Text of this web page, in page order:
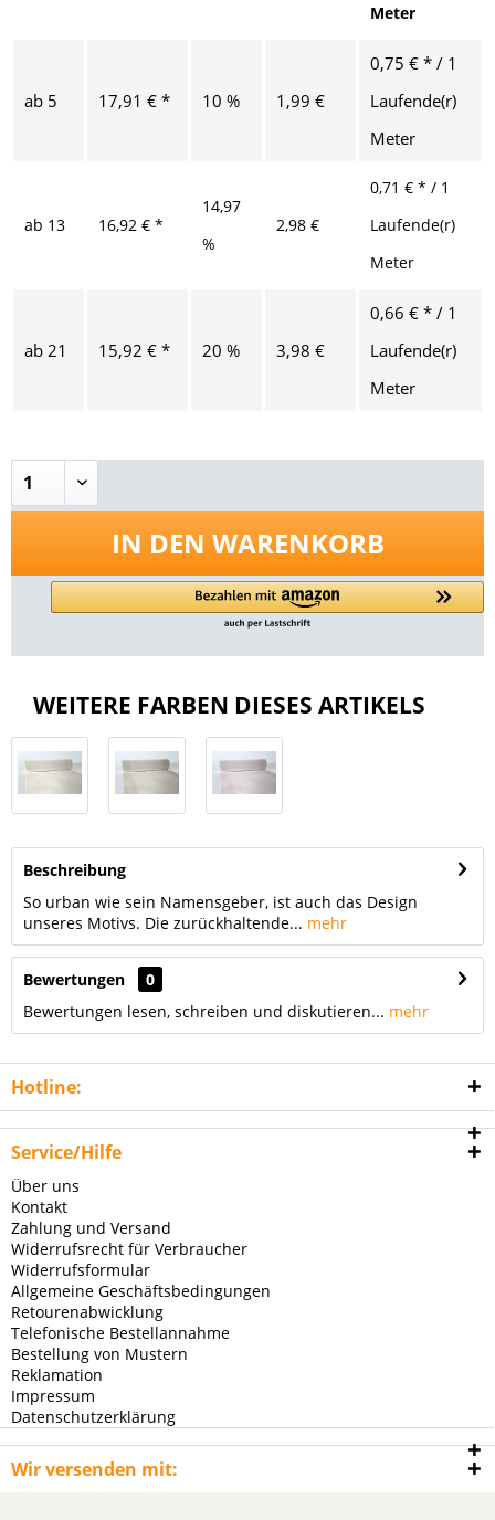
Meter
ab 5 17,91 € * 10 % 1,99 €
0,75 € * / 1
Laufende(r)
Meter
ab 13 16,92 € *
14,97
%
2,98 €
0,71 € * / 1
Laufende(r)
Meter
ab 21 15,92 € * 20 % 3,98 €
0,66 € * / 1
Laufende(r)
Meter
IN DEN WARENKORB
WEITERE FARBEN DIESES ARTIKELS
Beschreibung
So urban wie sein Namensgeber, ist auch das Design
unseres Motivs. Die zurückhaltende... mehr
Bewertungen
0
Bewertungen lesen, schreiben und diskutieren... mehr
Hotline:
Service/Hilfe
Über uns
Kontakt
Zahlung und Versand
Widerrufsrecht für Verbraucher
Widerrufsformular
Allgemeine Geschäftsbedingungen
Retourenabwicklung
Telefonische Bestellannahme
Bestellung von Mustern
Reklamation
Impressum
Datenschutzerklärung
Wir versenden mit: